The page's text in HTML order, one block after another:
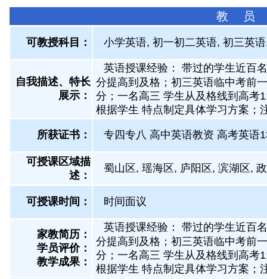
教 员
可教授科目： 小学英语, 初一初二英语, 初三英
自我描述、特长
展示 ：
英语授课经验： 带过的学生近百
分提高到及格；初三英语临中考前
分；一名高三 学生从及格线到高考
根据学生 特点制定具体学习方案；
所获证书 ： 专四专八 高中英语教资 高考英语
可授课区域描
述：
蜀山区, 瑶海区, 庐阳区, 滨湖区,
可授课时间： 时间面议
家教简历：
学员评价：
教学成果：
英语授课经验： 带过的学生近百
分提高到及格；初三英语临中考前
分；一名高三 学生从及格线到高考
根据学生 特点制定具体学习方案；